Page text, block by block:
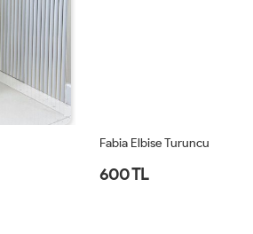
Fabia Elbise Turuncu
600 TL